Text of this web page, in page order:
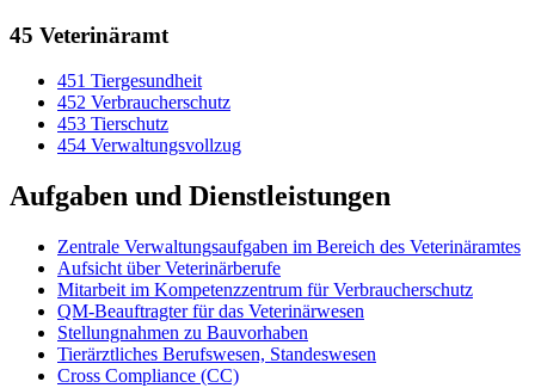
45 Veterinäramt
451 Tiergesundheit
452 Verbraucherschutz
453 Tierschutz
454 Verwaltungsvollzug
Aufgaben und Dienstleistungen
Zentrale Verwaltungsaufgaben im Bereich des Veterinäramtes
Aufsicht über Veterinärberufe
Mitarbeit im Kompetenzzentrum für Verbraucherschutz
QM-Beauftragter für das Veterinärwesen
Stellungnahmen zu Bauvorhaben
Tierärztliches Berufswesen, Standeswesen
Cross Compliance (CC)